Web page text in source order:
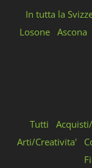
In tutta la
Losone Ascona
Tutti
Arti/Creativita'